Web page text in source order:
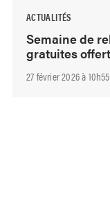
ACTUALITÉS
Semaine de
gratuites
27 février 2026 à 10h55